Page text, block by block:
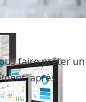
faire prêter un
après